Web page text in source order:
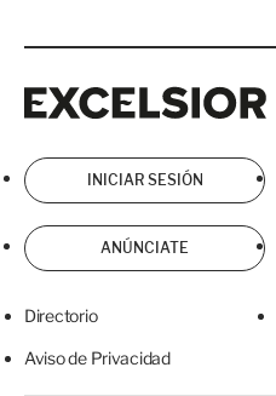
INICIAR SESIÓN
ANÚNCIATE
Directorio
Aviso de Privacidad